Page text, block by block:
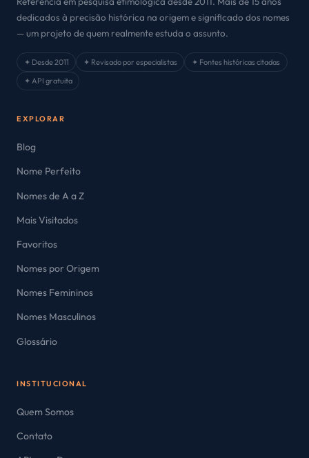
dedicados à precisão histórica na origem e significado dos nomes
— um projeto de quem realmente estuda o assunto.
✦ Desde 2011 ✦ Revisado por especialistas
✦ Fontes históricas citadas
✦ API gratuita
EXPLORAR
Blog
Nome Perfeito
Nomes de A a Z
Mais Visitados
Favoritos
Nomes por Origem
Nomes Femininos
Nomes Masculinos
Glossário
INSTITUCIONAL
Quem Somos
Contato